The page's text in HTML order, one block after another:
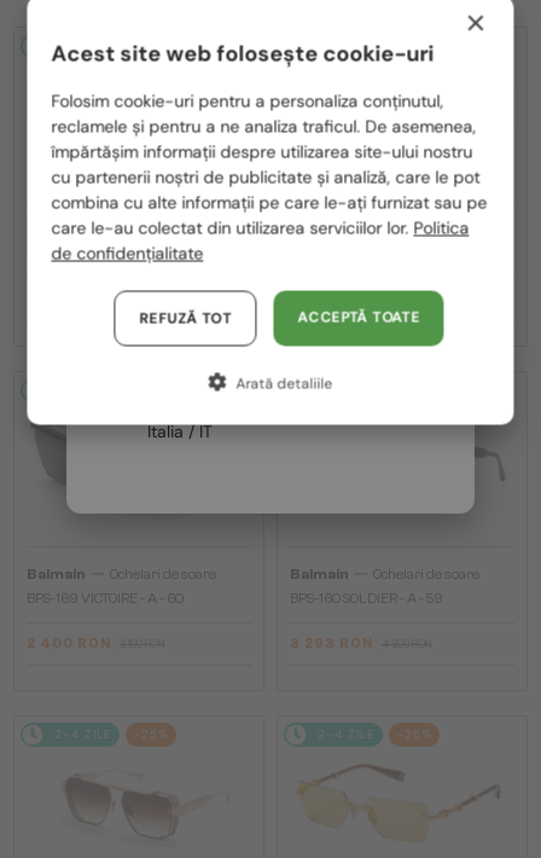
2-4 ZILE -25%
Balmain—Ochelari de soare
BPS-169 VICTOIRE - C - 60
2-4 ZILE -25%
Balmain—Ochelari de soare
Balmain
Ochelari de soare
BPS-169 VICTOIRE - A - 60
2 400 RON
2-4 ZILE
Balmain
Ochelari de soare
BPS-160 SOLDIER - A - 59
3 293 RON
2-4 ZILE -25% 2-4 ZILE -25%
România / RO
Polska / PL
Magyarország / HU
United Arab Emirates / EN
Austria / AT
Germania / DE
Franța / FR
Italia / IT
×
Acest site web folosește cookie-uri
Folosim cookie-uri pentru a personaliza conținutul,
reclamele și pentru a ne analiza traficul. De asemenea,
împărtășim informații despre utilizarea site-ului nostru
cu partenerii noștri de publicitate și analiză, care le pot
combina cu alte informații pe care le-ați furnizat sau pe
care le-au colectat din utilizarea serviciilor lor. Politica
de confidențialitate
ACCEPTĂ TOATE
REFUZĂ TOT
Arată detaliile